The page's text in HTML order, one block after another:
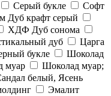
Серый букле
Софт
Дуб крафт серый
ХДФ Дуб сонома
дуб
Царга
букле
Шоколад
муар
Шоколад муар;
белый, Ясень
Эмалит